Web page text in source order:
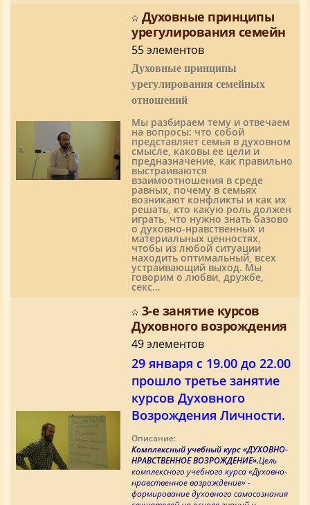
Духовные принципы
урегулирования семейн
55 элементов
Духовные принципы
урегулирования семейных
отношений
Мы разбираем тему и отвечаем
на вопросы: что собой
представляет семья в духовном
смысле, каковы ее цели и
предназначение, как правильно
выстраиваются
взаимоотношения в среде
равных, почему в семьях
возникают конфликты и как их
решать, кто какую роль должен
играть, что нужно знать базово
о духовно-нравственных и
материальных ценностях,
чтобы из любой ситуации
находить оптимальный, всех
устраивающий выход. Мы
говорим о любви, дружбе,
секс…
3-е занятие курсов
Духовного возрождения
49 элементов
29 января с 19.00 до 22.00
прошло третье занятие
курсов Духовного
Возрождения Личности.
Описание:
Комплексный учебный курс «ДУХОВНО-
НРАВСТВЕННОЕ ВОЗРОЖДЕНИЕ».Цель
комплексного учебного курса «Духовно-
нравственное возрождение» -
формирование духовного самосознания